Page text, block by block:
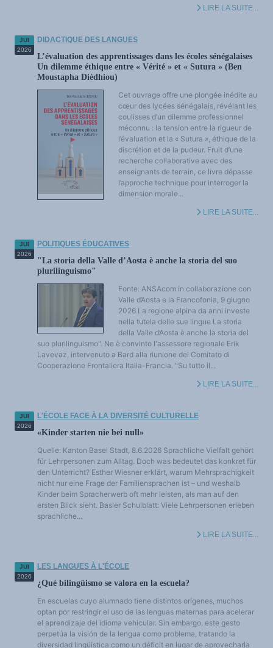
LIRE LA SUITE...
JUI
2026
DIDACTIQUE DES LANGUES
L’évaluation des apprentissages dans les écoles sénégalaises
Un dilemme éthique entre « Vérité » et « Sutura » (Ben
Moustapha Diédhiou)
Cet ouvrage offre une plongée inédite au
cœur des lycées sénégalais, révélant les
coulisses d’un dilemme professionnel
méconnu : la tension entre la rigueur de
l’évaluation et la « Sutura », éthique de la
discrétion et de la pudeur. Fruit d’une
recherche collaborative avec des
enseignants de terrain, ce livre dépasse
l’approche technique pour interroger la
dimension morale...
LIRE LA SUITE...
JUI
2026
POLITIQUES ÉDUCATIVES
"La storia della Valle d’Aosta è anche la storia del suo
plurilinguismo"
Fonte: ANSAcom in collaborazione con
Valle d’Aosta e la Francofonia, 9 giugno
2026 La regione alpina da anni investe
nella tutela delle sue lingue La storia
della Valle d’Aosta è anche la storia del
suo plurilinguismo". Ne è convinto l'assessore regionale Erik
Lavevaz, intervenuto a Bard alla riunione del Comitato di
Cooperazione Frontaliera Italia-Francia. "Su tutto il...
LIRE LA SUITE...
JUI
2026
L'ÉCOLE FACE À LA DIVERSITÉ CULTURELLE
«Kinder starten nie bei null»
Quelle: Kanton Basel Stadt, 8.6.2026 Sprachliche Vielfalt gehört
für Lehrpersonen zum Alltag. Doch was bedeutet das konkret für
den Unterricht? Esther Wiesner erklärt, warum Mehrsprachigkeit
nicht nur eine Frage der Familiensprachen ist – und weshalb
Kinder beim Spracherwerb oft mehr leisten, als man auf den
ersten Blick sieht. Basler Schulblatt: Viele Lehrpersonen erleben
sprachliche...
LIRE LA SUITE...
JUI
2026
LES LANGUES À L'ÉCOLE
¿Qué bilingüismo se valora en la escuela?
En escuelas cuyo alumnado tiene distintos orígenes, muchos
optan por restringir el uso de las lenguas maternas para acelerar
el aprendizaje del idioma vehicular. Sin embargo, este gesto
perpetúa la visión de la lengua como problema, tratando la
diversidad lingüística como un déficit en lugar de aprovecharla